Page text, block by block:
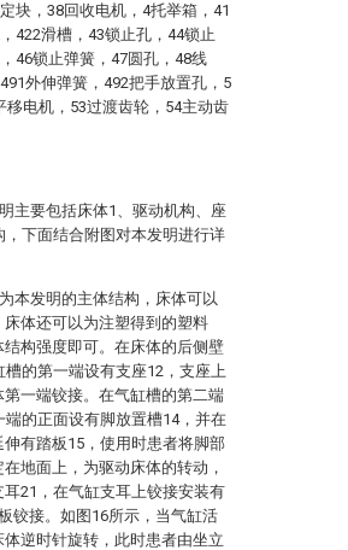
块，38回收电机，4托举箱，41
422滑槽，43锁止孔，44锁止
46锁止弹簧，47圆孔，48线
外伸弹簧，492把手放置孔，5
移电机，53过渡齿轮，54主动齿
主要包括床体1、驱动机构、座
下面结合附图对本发明进行详
本发明的主体结构，床体可以
体还可以为注塑得到的塑料
构强度即可。在床体的后侧壁
槽的第一端设有支座12，支座上
一端铰接。在气缸槽的第二端
的正面设有脚放置槽14，并在
有踏板15，使用时患者将脚部
地面上，为驱动床体的转动，
21，在气缸支耳上铰接安装有
铰接。如图16所示，当气缸活
逆时针旋转，此时患者由坐立